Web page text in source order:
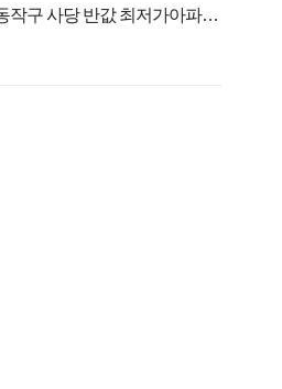
작구 사당 반값 최저가아파트